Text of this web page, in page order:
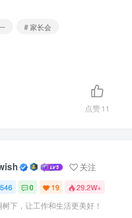
# 家长会
点赞11
关注
546 0 19 29.2W+
下，让工作和生活更美好！